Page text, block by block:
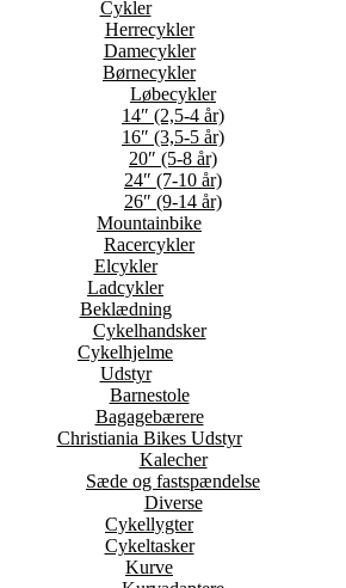
Cykler
Herrecykler
Damecykler
Børnecykler
Løbecykler
14″ (2,5-4 år)
16″ (3,5-5 år)
20″ (5-8 år)
24″ (7-10 år)
26″ (9-14 år)
Mountainbike
Racercykler
Elcykler
Ladcykler
Beklædning
Cykelhandsker
Cykelhjelme
Udstyr
Barnestole
Bagagebærere
Christiania Bikes Udstyr
Kalecher
Sæde og fastspændelse
Diverse
Cykellygter
Cykeltasker
Kurve